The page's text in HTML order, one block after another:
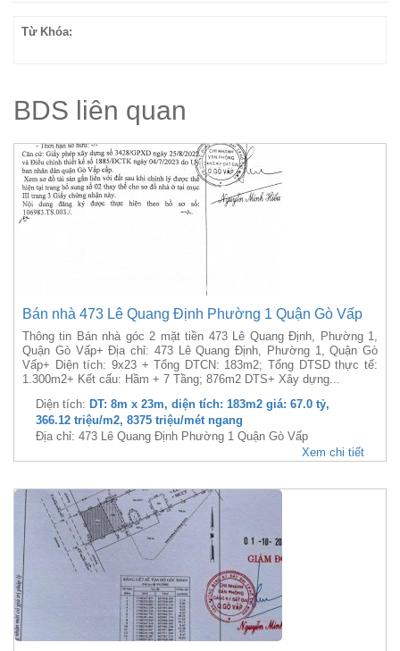
Từ Khóa:
BDS liên quan
Bán nhà 473 Lê Quang Định Phường 1 Quận Gò Vấp
Thông tin Bán nhà góc 2 mặt tiền 473 Lê Quang Định, Phường 1,
Quận Gò Vấp+ Địa chỉ: 473 Lê Quang Định, Phường 1, Quận Gò
Vấp+ Diện tích: 9x23 + Tổng DTCN: 183m2; Tổng DTSD thực tế:
1.300m2+ Kết cấu: Hầm + 7 Tầng; 876m2 DTS+ Xây dựng...
Diện tích: DT: 8m x 23m, diện tích: 183m2 giá: 67.0 tỷ,
366.12 triệu/m2, 8375 triệu/mét ngang
Địa chỉ: 473 Lê Quang Định Phường 1 Quận Gò Vấp
Xem chi tiết